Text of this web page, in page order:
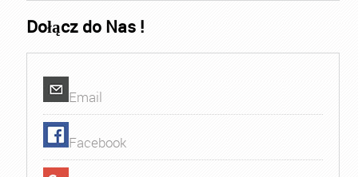
Dołącz do Nas !
Email
Facebook